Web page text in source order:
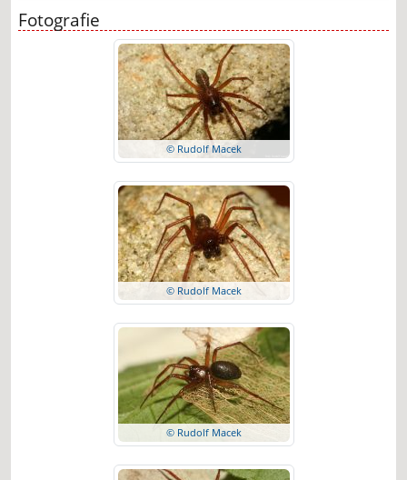
Fotografie
© Rudolf Macek
© Rudolf Macek
© Rudolf Macek